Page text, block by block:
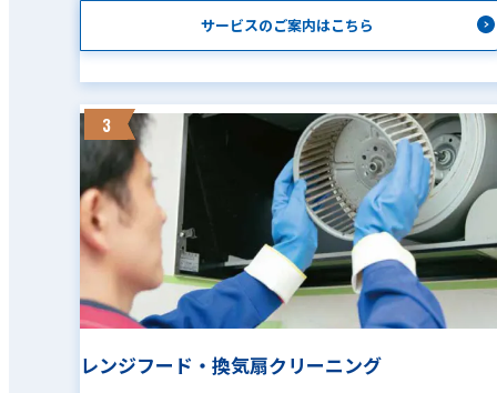
サービスのご案内はこちら
3
レンジフード・換気扇クリーニング